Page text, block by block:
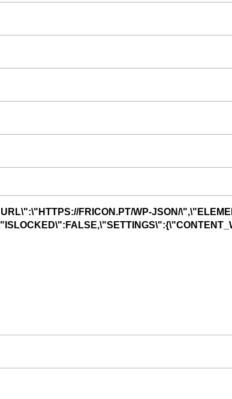
FRICON.PT/WP-JSON/